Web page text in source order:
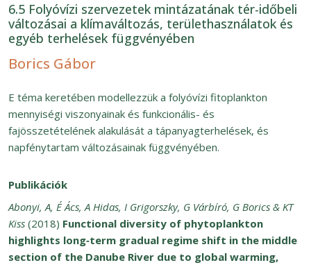
6.5 Folyóvízi szervezetek mintázatának tér-időbeli
változásai a klímaváltozás, területhasználatok és
egyéb terhelések függvényében
Borics Gábor
E téma keretében modellezzük a folyóvízi fitoplankton
mennyiségi viszonyainak és funkcionális- és
fajösszetételének alakulását a tápanyagterhelések, és
napfénytartam változásainak függvényében.
Publikációk
Abonyi, A, É Ács, A Hidas, I Grigorszky, G Várbíró, G Borics & KT
Kiss (2018) Functional diversity of phytoplankton
highlights long‐term gradual regime shift in the middle
section of the Danube River due to global warming,